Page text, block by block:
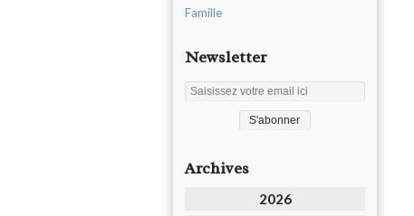
Famille
Newsletter
Archives
2026